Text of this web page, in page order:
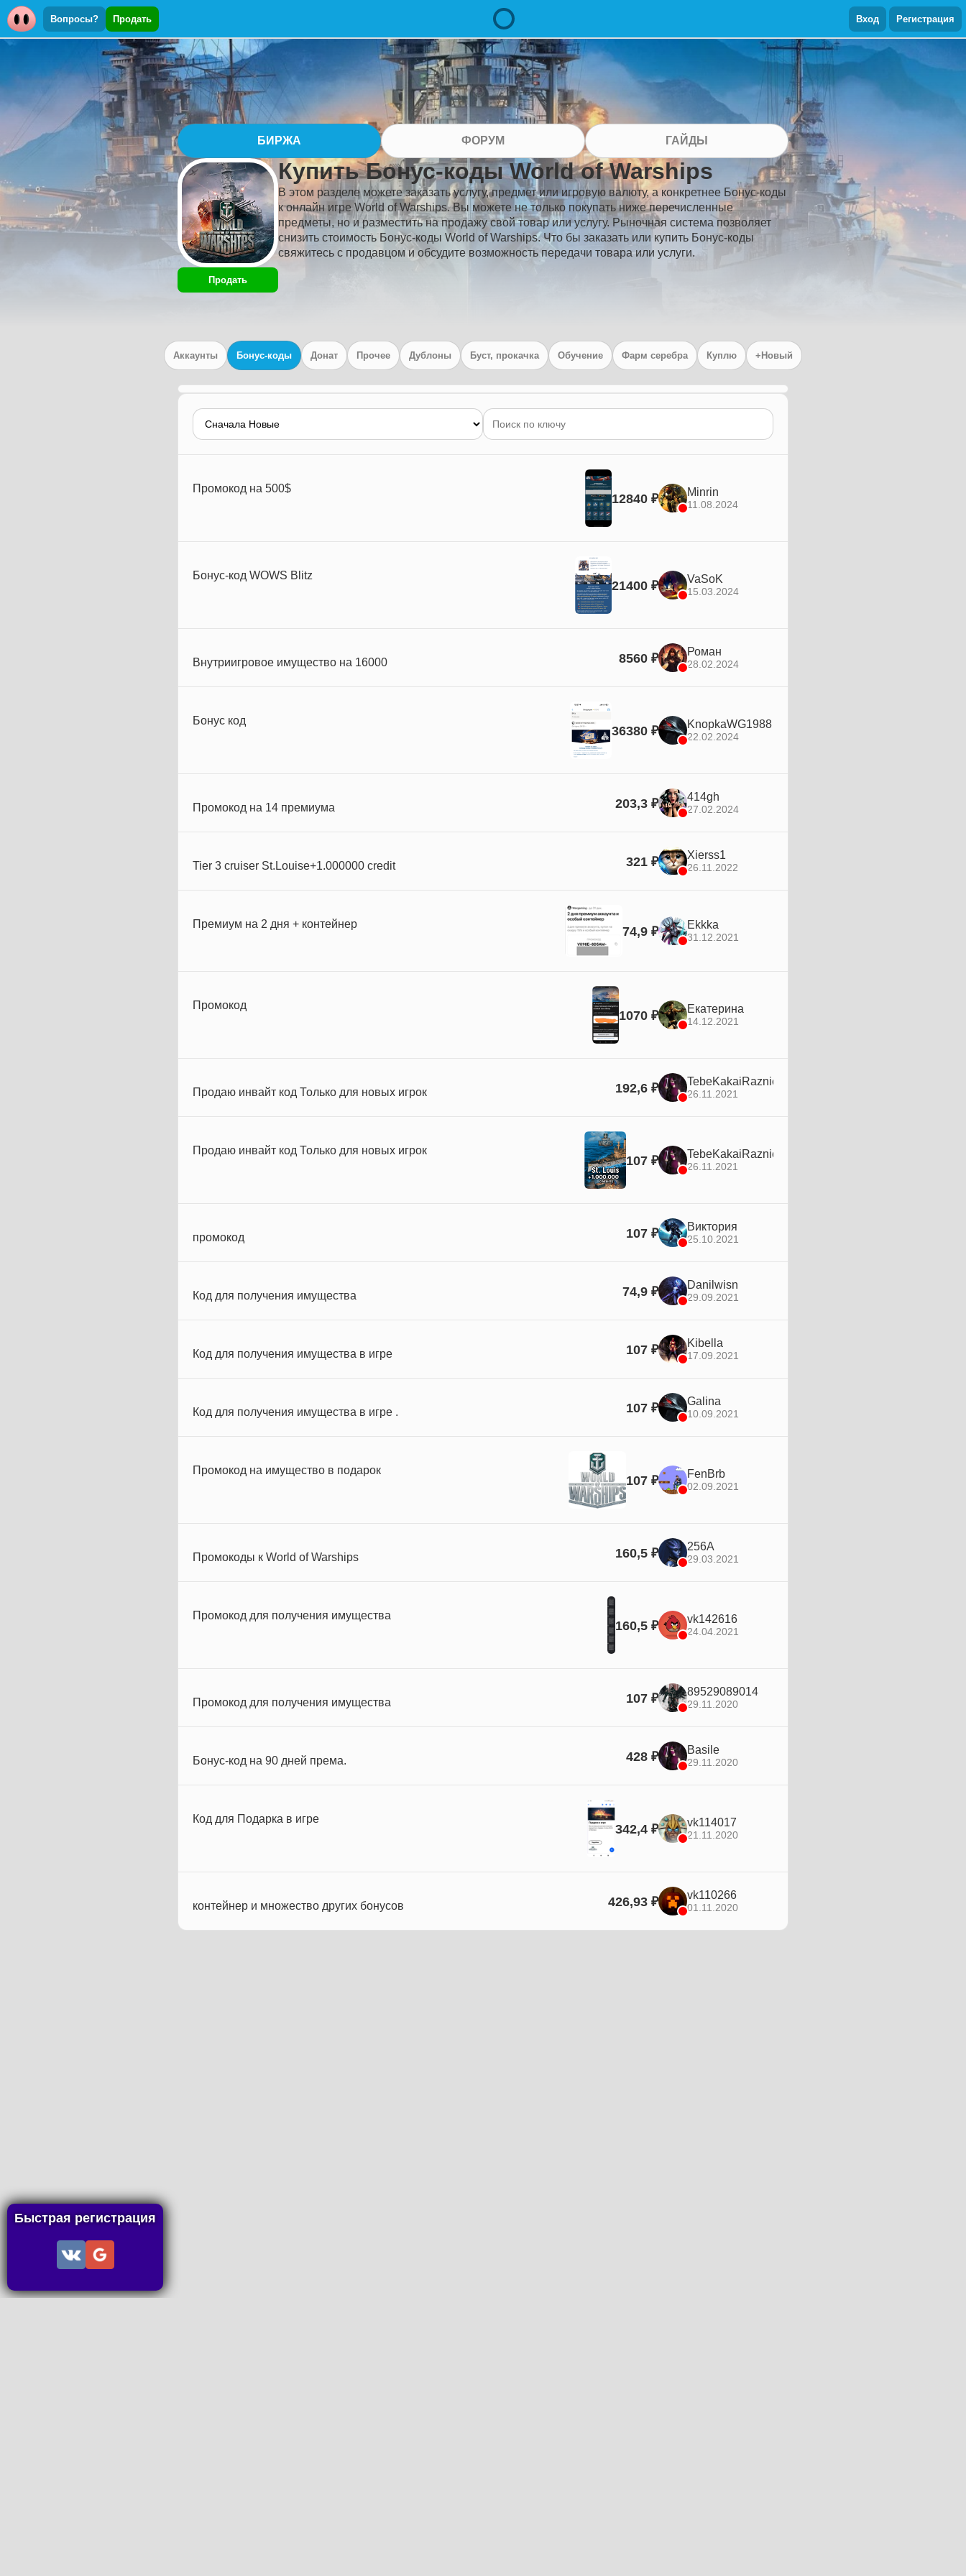
Вопросы? Продать Вход Регистрация
БИРЖА ФОРУМ ГАЙДЫ
Продать
Купить Бонус-коды World of Warships
В этом разделе можете заказать услугу, предмет или игровую валюту, а конкретнее Бонус-коды
к онлайн игре World of Warships. Вы можете не только покупать ниже перечисленные
предметы, но и разместить на продажу свой товар или услугу. Рыночная система позволяет
снизить стоимость Бонус-коды World of Warships. Что бы заказать или купить Бонус-коды
свяжитесь с продавцом и обсудите возможность передачи товара или услуги.
Аккаунты Бонус-коды Донат Прочее Дублоны Буст, прокачка Обучение Фарм серебра Куплю +Новый
Промокод на 500$
12840 ₽ Minrin
11.08.2024
Бонус-код WOWS Blitz
21400 ₽ VaSoK
15.03.2024
Внутриигровое имущество на 16000 8560 ₽ Роман
28.02.2024
Бонус код
36380 ₽ KnopkaWG1988
22.02.2024
Промокод на 14 премиума 203,3 ₽ 414gh
27.02.2024
Tier 3 cruiser St.Louise+1.000000 credit 321 ₽ Xierss1
26.11.2022
Премиум на 2 дня + контейнер
74,9 ₽ Ekkka
31.12.2021
Промокод
1070 ₽ Екатерина
14.12.2021
Продаю инвайт код Только для новых игрок 192,6 ₽ TebeKakaiRaznicaOsel
26.11.2021
Продаю инвайт код Только для новых игрок
107 ₽ TebeKakaiRaznicaOsel
26.11.2021
промокод 107 ₽ Виктория
25.10.2021
Код для получения имущества 74,9 ₽ Danilwisn
29.09.2021
Код для получения имущества в игре 107 ₽ Kibella
17.09.2021
Код для получения имущества в игре . 107 ₽ Galina
10.09.2021
Промокод на имущество в подарок
107 ₽ FenBrb
02.09.2021
Промокоды к World of Warships 160,5 ₽ 256A
29.03.2021
Промокод для получения имущества
160,5 ₽ vk142616
24.04.2021
Промокод для получения имущества 107 ₽ 89529089014
29.11.2020
Бонус-код на 90 дней према. 428 ₽ Basile
29.11.2020
Код для Подарка в игре
342,4 ₽ vk114017
21.11.2020
контейнер и множество других бонусов 426,93 ₽ vk110266
01.11.2020
Быстрая регистрация